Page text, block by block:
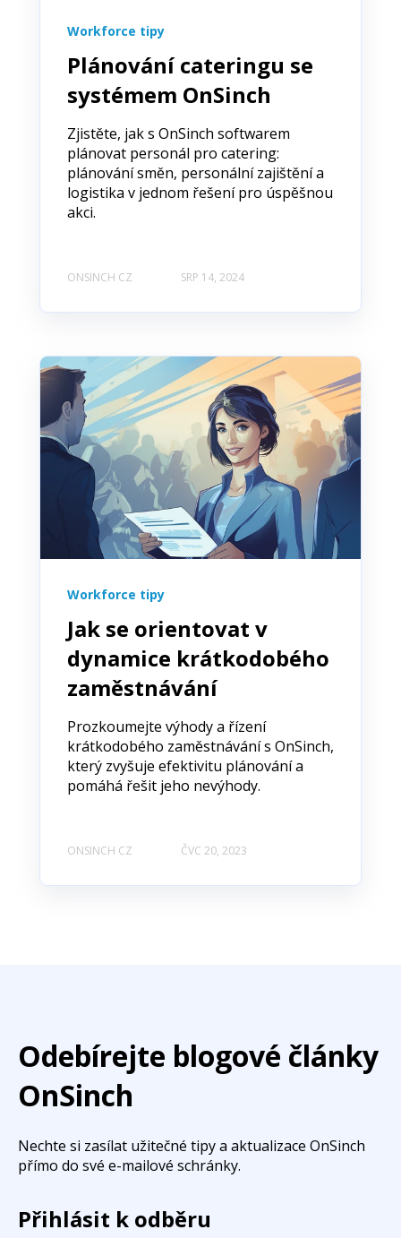
Workforce tipy
Plánování cateringu se
systémem OnSinch
Zjistěte, jak s OnSinch softwarem
plánovat personál pro catering:
plánování směn, personální zajištění a
logistika v jednom řešení pro úspěšnou
akci.
ONSINCH CZ SRP 14, 2024
Workforce tipy
Jak se orientovat v
dynamice krátkodobého
zaměstnávání
Prozkoumejte výhody a řízení
krátkodobého zaměstnávání s OnSinch,
který zvyšuje efektivitu plánování a
pomáhá řešit jeho nevýhody.
ONSINCH CZ ČVC 20, 2023
Odebírejte blogové články
OnSinch
Nechte si zasílat užitečné tipy a aktualizace OnSinch
přímo do své e-mailové schránky.
Přihlásit k odběru